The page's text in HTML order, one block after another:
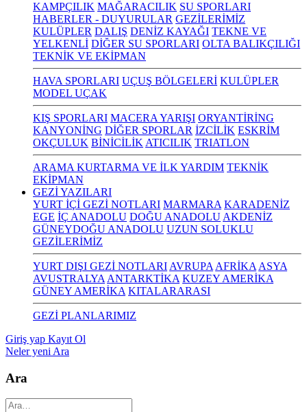
KAMPÇILIK MAĞARACILIK SU SPORLARI
HABERLER - DUYURULAR GEZİLERİMİZ
KULÜPLER DALIŞ DENİZ KAYAĞI TEKNE VE
YELKENLİ DİĞER SU SPORLARI OLTA BALIKÇILIĞI
TEKNİK VE EKİPMAN
HAVA SPORLARI UÇUŞ BÖLGELERİ KULÜPLER
MODEL UÇAK
KIŞ SPORLARI MACERA YARIŞI ORYANTİRİNG
KANYONİNG DİĞER SPORLAR İZCİLİK ESKRİM
OKÇULUK BİNİCİLİK ATICILIK TRIATLON
ARAMA KURTARMA VE İLK YARDIM TEKNİK
EKİPMAN
GEZİ YAZILARI
YURT İÇİ GEZİ NOTLARI MARMARA KARADENİZ
EGE İÇ ANADOLU DOĞU ANADOLU AKDENİZ
GÜNEYDOĞU ANADOLU UZUN SOLUKLU
GEZİLERİMİZ
YURT DIŞI GEZİ NOTLARI AVRUPA AFRİKA ASYA
AVUSTRALYA ANTARKTİKA KUZEY AMERİKA
GÜNEY AMERİKA KITALARARASI
GEZİ PLANLARIMIZ
Giriş yap Kayıt Ol
Neler yeni Ara
Ara